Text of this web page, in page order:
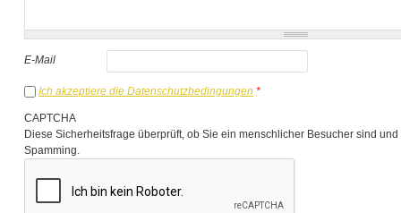
E-Mail
Ich akzeptiere die Datenschutzbedingungen *
CAPTCHA
Diese Sicherheitsfrage überprüft, ob Sie ein menschlicher Besucher sind
Spamming.